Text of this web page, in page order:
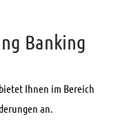
Banking
Ihnen im Bereich
an.